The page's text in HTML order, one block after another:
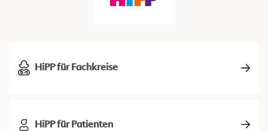
HiPP für Fachkreise
HiPP für Patienten